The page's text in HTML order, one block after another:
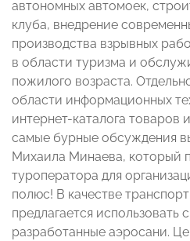
автономных автомоек,
клуба, внедрение
производства взрывных
в области туризма и
пожилого возраста.
области информационных
интернет-каталога товаров
самые бурные обсуждения
Михаила Минаева, который
туроператора для
полюс! В качестве
предлагается использовать
разработанные аэросани.